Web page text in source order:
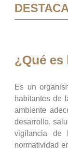
¿Qué es
Es un
habitantes de
ambiente
desarrollo,
vigilancia de
normatividad